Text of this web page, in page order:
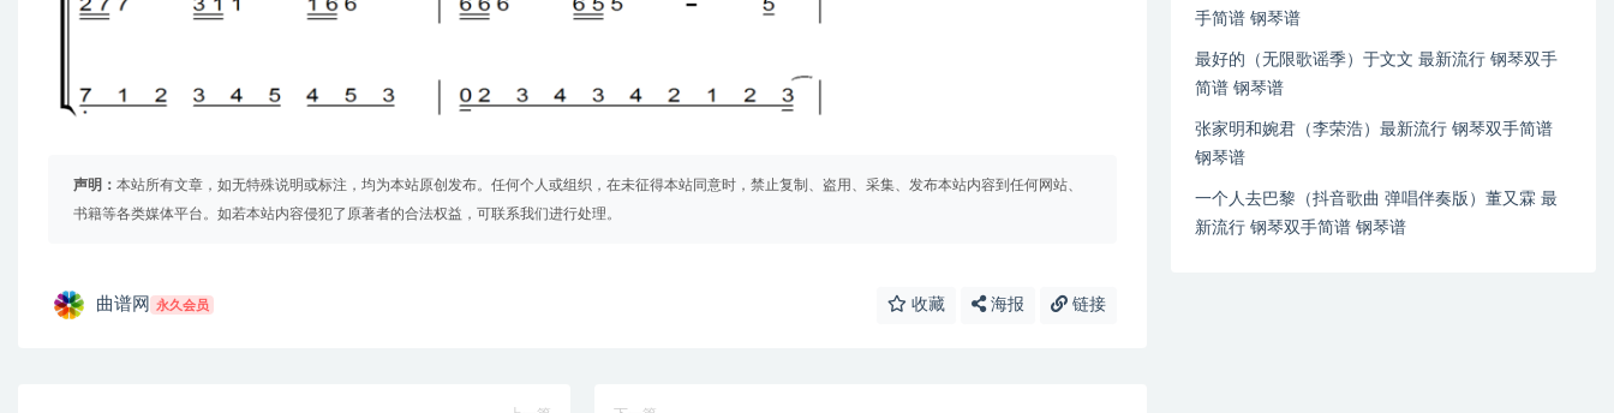
声明： 本站所有文章，如无特殊说明或标注，均为本站原创发布。任何个人或组织，在未征得本站同意时，禁止复制、盗用、采集、发布本站内容到任何网站、
书籍等各类媒体平台。如若本站内容侵犯了原著者的合法权益，可联系我们进行处理。
曲谱网 永久会员 收藏 海报 链接
手简谱 钢琴谱
最好的（无限歌谣季）于文文 最新流行 钢琴双手
简谱 钢琴谱
张家明和婉君（李荣浩）最新流行 钢琴双手简谱
钢琴谱
一个人去巴黎（抖音歌曲 弹唱伴奏版）董又霖 最
新流行 钢琴双手简谱 钢琴谱